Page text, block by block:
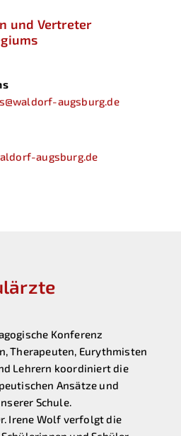
und Vertreter
augsburg.de
augsburg.de
Konferenz
Therapeuten, Eurythmisten
Lehrern koordiniert die
Ansätze und
Schule.
Irene Wolf verfolgt die